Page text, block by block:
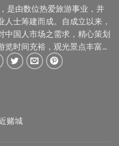
是由数位热爱旅游事业，并
士筹建而成。自成立以来，
中国人市场之需求，精心策划
时间充裕，观光景点丰富...
赌城